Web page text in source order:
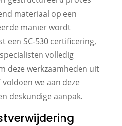
materiaal op een
manier wordt
een SC-530 certificering,
volledig
deze werkzaamheden uit
voldoen we aan deze
deskundige aanpak.